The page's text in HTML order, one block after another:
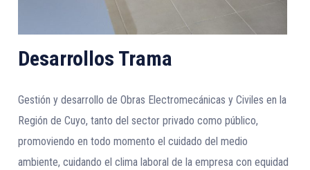
Desarrollos Trama
Gestión y desarrollo de Obras Electromecánicas y Civiles en la
Región de Cuyo, tanto del sector privado como público,
promoviendo en todo momento el cuidado del medio
ambiente, cuidando el clima laboral de la empresa con equidad